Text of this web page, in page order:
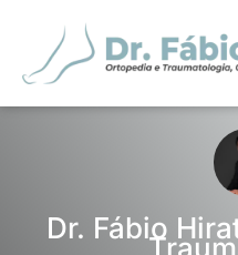
Dr. Fábio